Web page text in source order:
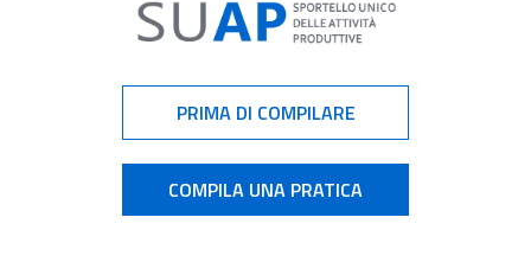
PRIMA DI COMPILARE
COMPILA UNA PRATICA